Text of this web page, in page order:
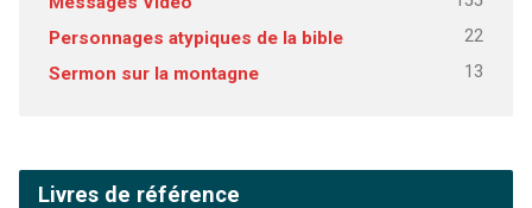
Personnages atypiques de la bible 22
Sermon sur la montagne 13
Livres de référence